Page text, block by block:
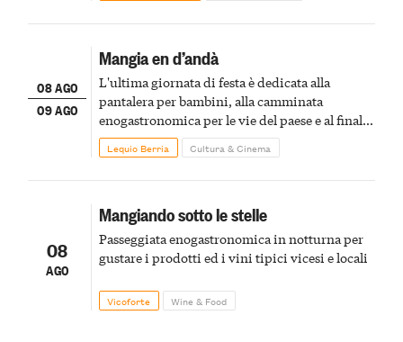
08 AGO
09 AGO
Mangia en d’andà
L'ultima giornata di festa è dedicata alla
pantalera per bambini, alla camminata
enogastronomica per le vie del paese e al finale
pirotecnico
Lequio Berria Cultura & Cinema
08
AGO
Mangiando sotto le stelle
Passeggiata enogastronomica in notturna per
gustare i prodotti ed i vini tipici vicesi e locali
Vicoforte Wine & Food